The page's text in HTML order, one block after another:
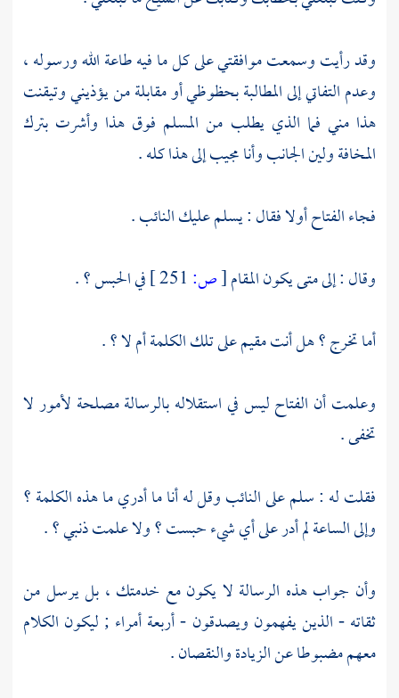
وقد رأيت وسمعت موافقتي على كل ما فيه طاعة الله ورسوله ،
وعدم التفاتي إلى المطالبة بحظوظي أو مقابلة من يؤذيني وتيقنت
هذا مني فما الذي يطلب من المسلم فوق هذا وأشرت بترك
المخافة ولين الجانب وأنا مجيب إلى هذا كله .
فجاء الفتاح أولا فقال : يسلم عليك النائب .
وقال : إلى متى يكون المقام[ص:
في الحبس ؟ .
أما تخرج ؟ هل أنت مقيم على تلك الكلمة أم لا ؟ .
وعلمت أن الفتاح ليس في استقلاله بالرسالة مصلحة لأمور لا
تخفى .
فقلت له : سلم على النائب وقل له أنا ما أدري ما هذه الكلمة ؟
وإلى الساعة لم أدر على أي شيء حبست ؟ ولا علمت ذنبي ؟ .
وأن جواب هذه الرسالة لا يكون مع خدمتك ، بل يرسل من
ثقاته - الذين يفهمون ويصدقون - أربعة أمراء ; ليكون الكلام
معهم مضبوطا عن الزيادة والنقصان .